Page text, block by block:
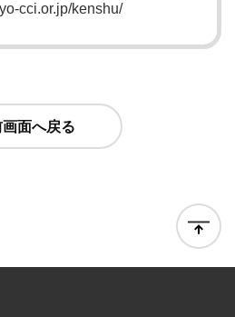
cci.or.jp/kenshu/
画面へ戻る